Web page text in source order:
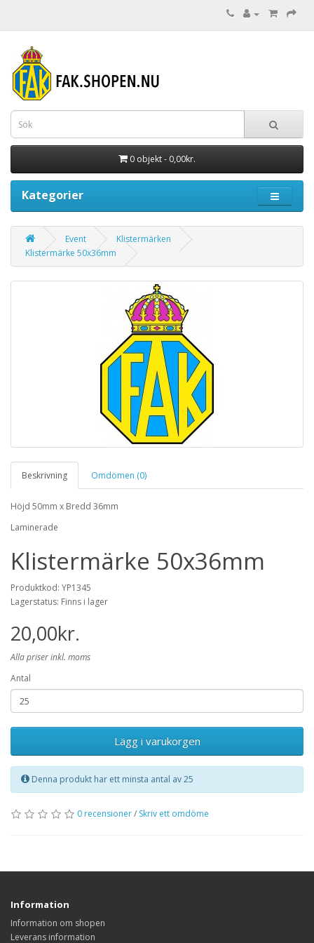
0 objekt - 0,00kr.
Kategorier
Event
Klistermärken
Klistermärke 50x36mm
Beskrivning Omdömen (0)
Höjd 50mm x Bredd 36mm
Laminerade
Klistermärke 50x36mm
Produktkod: YP1345
Lagerstatus: Finns i lager
20,00kr.
Alla priser inkl. moms
Antal
Lägg i varukorgen
Denna produkt har ett minsta antal av 25
0 recensioner/ Skriv ett omdöme
Information
Information om shopen
Leverans information